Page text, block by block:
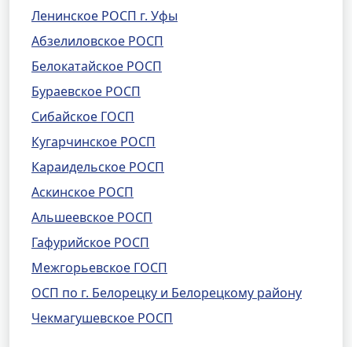
Ленинское РОСП г. Уфы
Абзелиловское РОСП
Белокатайское РОСП
Бураевское РОСП
Сибайское ГОСП
Кугарчинское РОСП
Караидельское РОСП
Аскинское РОСП
Альшеевское РОСП
Гафурийское РОСП
Межгорьевское ГОСП
ОСП по г. Белорецку и Белорецкому району
Чекмагушевское РОСП